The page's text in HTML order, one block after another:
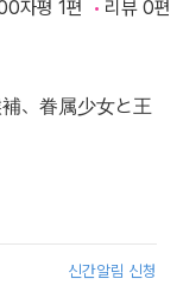
자평 1편 리뷰 0편
、眷属少女と王
신간알림 신청